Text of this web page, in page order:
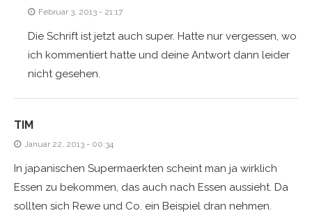
Februar 3, 2013 - 21:17
Die Schrift ist jetzt auch super. Hatte nur vergessen, wo
ich kommentiert hatte und deine Antwort dann leider
nicht gesehen.
TIM
Januar 22, 2013 - 00:34
In japanischen Supermaerkten scheint man ja wirklich
Essen zu bekommen, das auch nach Essen aussieht. Da
sollten sich Rewe und Co. ein Beispiel dran nehmen.